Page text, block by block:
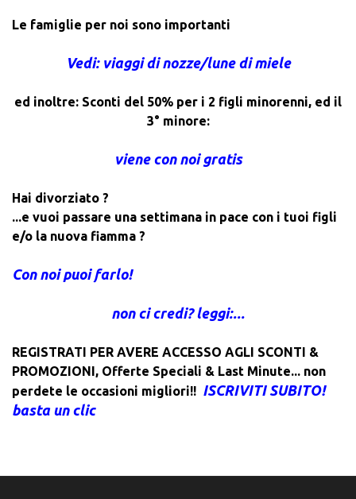
Le famiglie per noi sono importanti
Vedi: viaggi di nozze/lune di miele
ed inoltre: Sconti del 50% per i 2 figli minorenni, ed il
3° minore:
viene con noi gratis
Hai divorziato ?
...e vuoi passare una settimana in pace con i tuoi figli
e/o la nuova fiamma ?
Con noi puoi farlo!
non ci credi? leggi:...
REGISTRATI PER AVERE ACCESSO AGLI SCONTI &
PROMOZIONI , Offerte Speciali & Last Minute... non
perdete le occasioni migliori!! ISCRIVITI SUBITO!
basta un clic